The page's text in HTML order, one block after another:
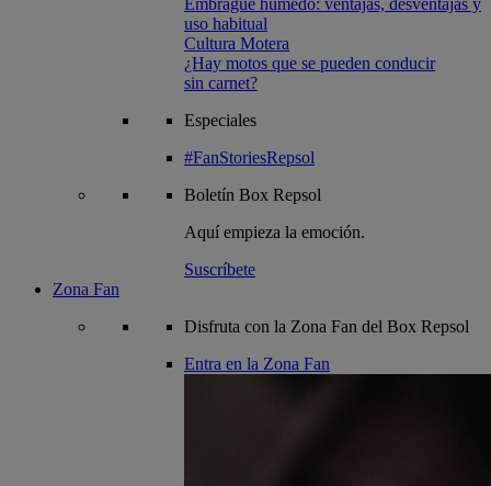
Embrague húmedo: ventajas, desventajas y
uso habitual
Cultura Motera
¿Hay motos que se pueden conducir
sin carnet?
Especiales
#FanStoriesRepsol
Boletín Box Repsol
Aquí empieza la emoción.
Suscríbete
Zona Fan
Disfruta con la Zona Fan del Box Repsol
Entra en la Zona Fan